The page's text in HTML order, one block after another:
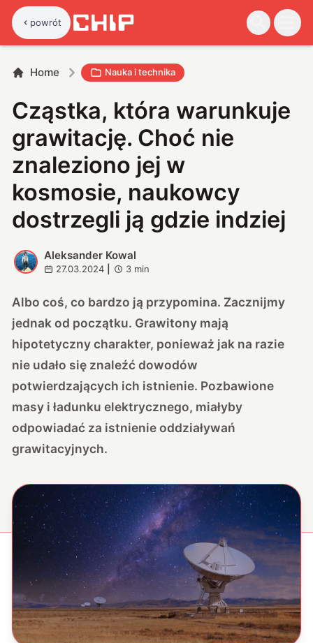
powrót
Home Nauka i technika
Cząstka, która warunkuje
grawitację. Choć nie
znaleziono jej w
kosmosie, naukowcy
dostrzegli ją gdzie indziej
A
Aleksander Kowal
27.03.2024 3 min
Albo coś, co bardzo ją przypomina. Zacznijmy
jednak od początku. Grawitony mają
hipotetyczny charakter, ponieważ jak na razie
nie udało się znaleźć dowodów
potwierdzających ich istnienie. Pozbawione
masy i ładunku elektrycznego, miałyby
odpowiadać za istnienie oddziaływań
grawitacyjnych.